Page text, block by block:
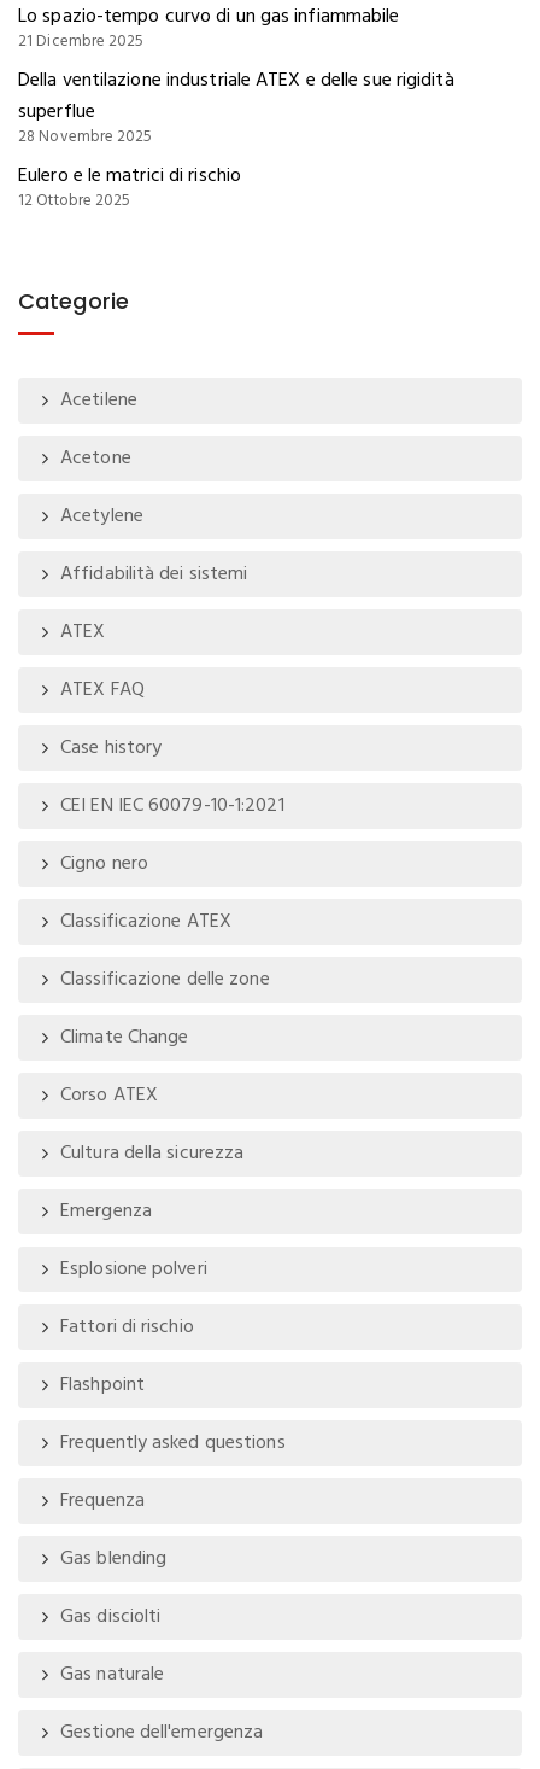
Lo spazio-tempo curvo di un gas infiammabile
21 Dicembre 2025
Della ventilazione industriale ATEX e delle sue rigidità
superflue
28 Novembre 2025
Eulero e le matrici di rischio
12 Ottobre 2025
Categorie
Acetilene
Acetone
Acetylene
Affidabilità dei sistemi
ATEX
ATEX FAQ
Case history
CEI EN IEC 60079-10-1:2021
Cigno nero
Classificazione ATEX
Classificazione delle zone
Climate Change
Corso ATEX
Cultura della sicurezza
Emergenza
Esplosione polveri
Fattori di rischio
Flashpoint
Frequently asked questions
Frequenza
Gas blending
Gas disciolti
Gas naturale
Gestione dell'emergenza